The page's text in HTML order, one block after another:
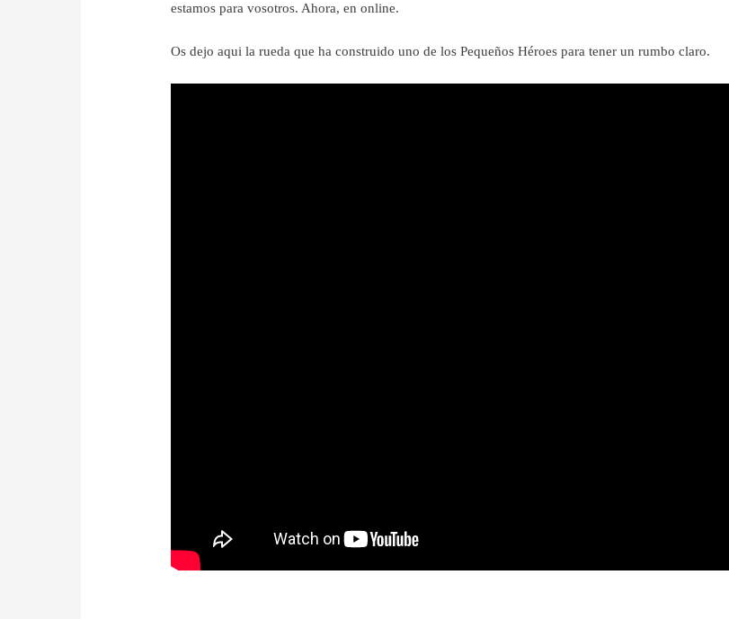
estamos para vosotros. Ahora, en online.
Os dejo aqui la rueda que ha construido uno de los Pequeños Héroes para tener un rumbo claro.